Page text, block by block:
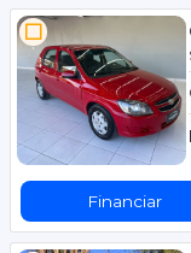
Financiar